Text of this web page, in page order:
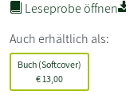
Leseprobe öffnen
Auch erhältlich als:
Buch (Softcover)
€ 13,00